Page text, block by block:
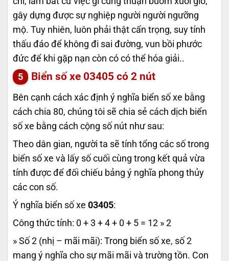
gây dựng được sự nghiệp người người ngưỡng
mộ. Tuy nhiên, luôn phải thật cẩn trọng, suy tính
thấu đáo để không đi sai đường, vun bồi phước
đức để khi gặp nạn còn có có thể hóa giải..
Biển số xe 03405 có 2 nút
Bên cạnh cách xác định ý nghĩa biển số xe bằng
cách chia 80, chúng tôi sẽ chia sẻ cách dịch biển
số xe bằng cách cộng số nút như sau:
Theo dân gian, người ta sẽ tính tổng các số trong
biển số xe và lấy số cuối cùng trong kết quả vừa
tính được để đối chiếu bảng ý nghĩa phong thủy
các con số.
Ý nghĩa biển số xe 03405:
Công thức tính: 0 + 3 + 4 + 0 + 5 = 12 » 2
» Số 2 (nhị – mãi mãi): Trong biển số xe, số 2
mang ý nghĩa cho sự mãi mãi và trường tồn. Con